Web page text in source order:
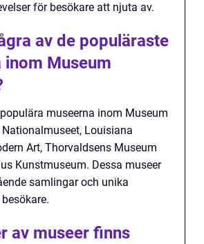
för besökare att njuta av.
av de populäraste
inom Museum
museerna inom Museum
Louisiana
Art, Thorvaldsens Museum
Kunstmuseum. Dessa museer
samlingar och unika
av museer finns